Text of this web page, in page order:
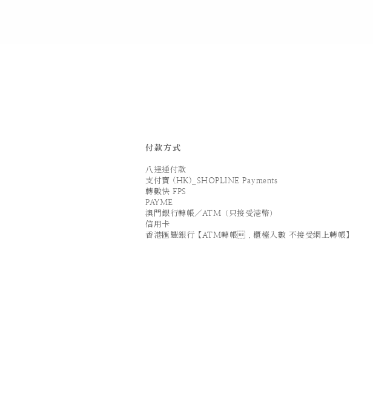
付款方式
八達通付款
支付寶 (HK)_SHOPLINE Payments
轉數快 FPS
PAYME
澳門銀行轉帳／ATM（只接受港幣）
信用卡
香港匯豐銀行【ATM轉帳．櫃檯入數 不接受網上轉帳】